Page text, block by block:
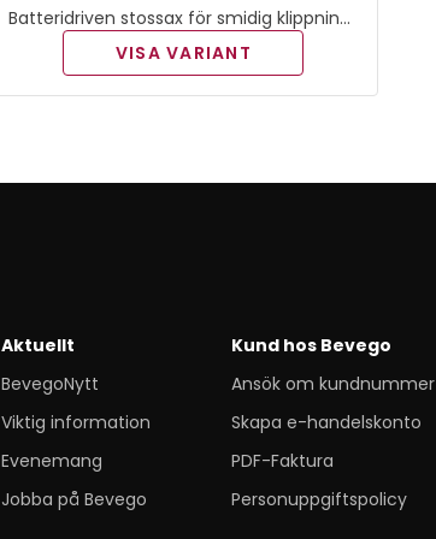
Batteridriven stossax för smidig klippning
av ventilationsrör i linje med väggar och
VISA VARIANT
Aktuellt
BevegoNytt
Viktig information
Evenemang
Jobba på Bevego
Kund hos Bevego
Ansök om kundnummer
Skapa e-handelskonto
PDF-Faktura
Personuppgiftspolicy